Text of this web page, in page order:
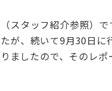
スタッフ紹介参照） で
が、続いて9月30日
ましたので、そのレポ